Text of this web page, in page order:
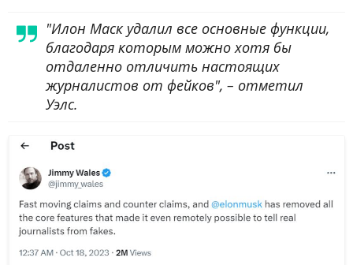
"Илон Маск удалил все основные функции,
благодаря которым можно хотя бы
отдаленно отличить настоящих
журналистов от фейков", – отметил
Уэлс.